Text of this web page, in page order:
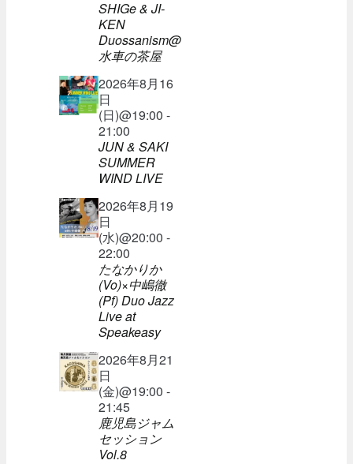
SHIGe & JI-
KEN
Duossanism@
水車の茶屋
2026年8月16
日
(日)@19:00 -
21:00
JUN & SAKI
SUMMER
WIND LIVE
2026年8月19
日
(水)@20:00 -
22:00
たなかりか
(Vo)×中嶋徹
(Pf) Duo Jazz
Live at
Speakeasy
2026年8月21
日
(金)@19:00 -
21:45
鹿児島ジャム
セッション
Vol.8